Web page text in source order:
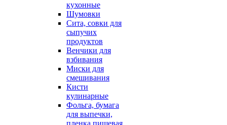
кухонные
Шумовки
Сита, совки для
сыпучих
продуктов
Венчики для
взбивания
Миски для
смешивания
Кисти
кулинарные
Фольга, бумага
для выпечки,
пленка пищевая